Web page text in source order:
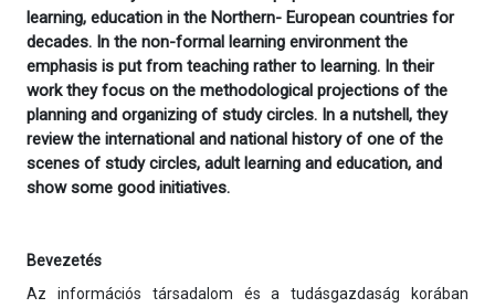
learning, education in the Northern- European countries for
decades. In the non-formal learning environment the
emphasis is put from teaching rather to learning. In their
work they focus on the methodological projections of the
planning and organizing of study circles. In a nutshell, they
review the international and national history of one of the
scenes of study circles, adult learning and education, and
show some good initiatives.
Bevezetés
Az információs társadalom és a tudásgazdaság korában